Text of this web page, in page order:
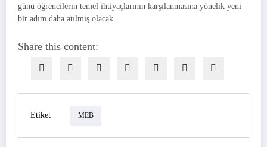
günü öğrencilerin temel ihtiyaçlarının karşılanmasına yönelik yeni
bir adım daha atılmış olacak.
Share this content:
Etiket MEB